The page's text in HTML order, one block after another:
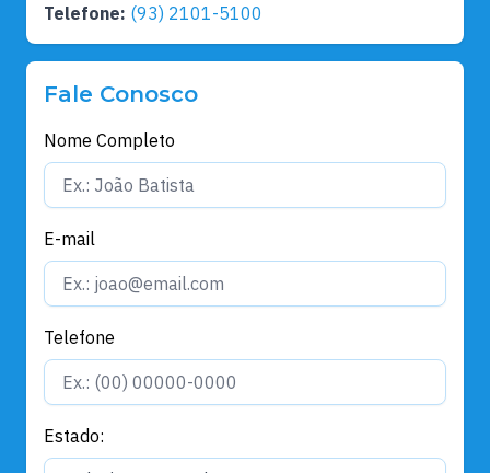
Telefone: (93) 2101-5100
Fale Conosco
Nome Completo
E-mail
Telefone
Estado: